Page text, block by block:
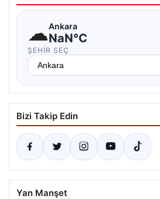
☁Ankara
NaN°C
ŞEHIR SEÇ
Bizi Takip Edin
Yan Manşet